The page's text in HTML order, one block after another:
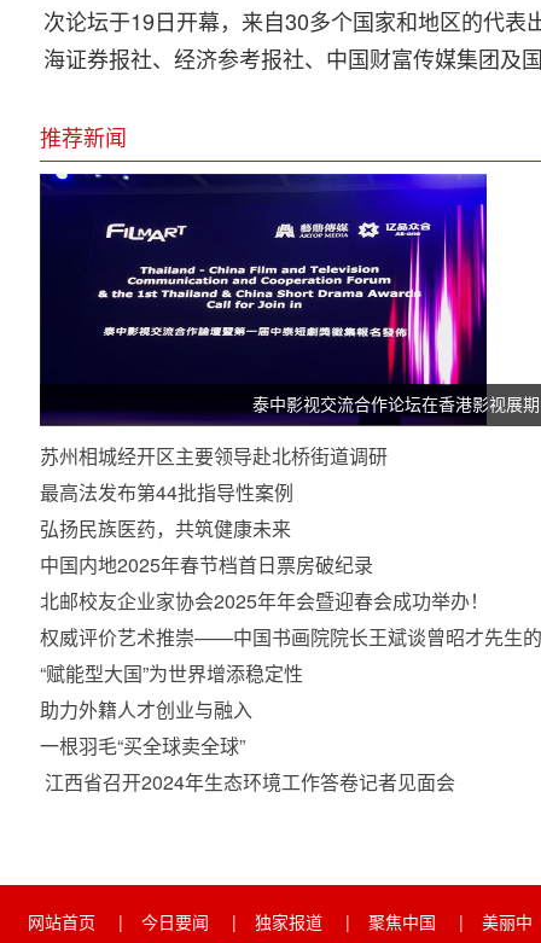
次论坛于19日开幕，来自30多个国家和地区的代
海证券报社、经济参考报社、中国财富传媒集团及
推荐新闻
泰中影视交流合作论坛在香港影视展
苏州相城经开区主要领导赴北桥街道调研
最高法发布第44批指导性案例
弘扬民族医药，共筑健康未来
中国内地2025年春节档首日票房破纪录
北邮校友企业家协会2025年年会暨迎春会成功举办！
权威评价艺术推崇——中国书画院院长王斌谈曾昭才先生
“赋能型大国”为世界增添稳定性
助力外籍人才创业与融入
一根羽毛“买全球卖全球”
江西省召开2024年生态环境工作答卷记者见面会
网站首页 | 今日要闻 | 独家报道 | 聚焦中国 |
美丽中